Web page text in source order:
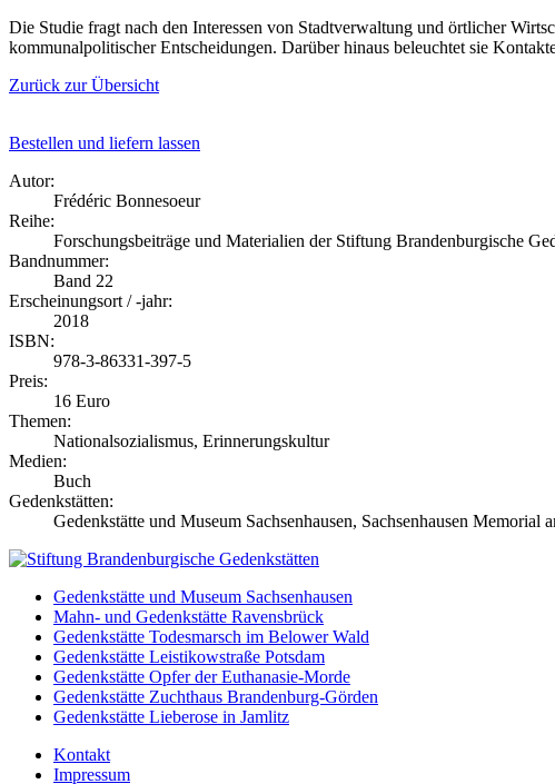
Die Studie fragt nach den Interessen von Stadtverwaltung und örtlicher
kommunalpolitischer Entscheidungen. Darüber hinaus beleuchtet sie
Zurück zur Übersicht
Bestellen und liefern lassen
Autor:
Frédéric Bonnesoeur
Reihe:
Forschungsbeiträge und Materialien der Stiftung Brandenburgische
Bandnummer:
Band 22
Erscheinungsort / -jahr:
2018
ISBN:
978-3-86331-397-5
Preis:
16 Euro
Themen:
Nationalsozialismus, Erinnerungskultur
Medien:
Buch
Gedenkstätten:
Gedenkstätte und Museum Sachsenhausen, Sachsenhausen Memorial
Gedenkstätte und Museum Sachsenhausen
Mahn- und Gedenkstätte Ravensbrück
Gedenkstätte Todesmarsch im Belower Wald
Gedenkstätte Leistikowstraße Potsdam
Gedenkstätte Opfer der Euthanasie-Morde
Gedenkstätte Zuchthaus Brandenburg-Görden
Gedenkstätte Lieberose in Jamlitz
Kontakt
Impressum